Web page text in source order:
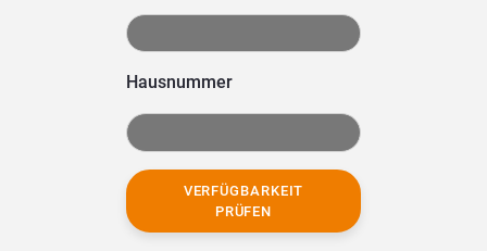
Hausnummer
VERFÜGBARKEIT
PRÜFEN